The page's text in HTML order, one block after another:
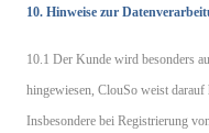
10. Hinweise zur
10.1 Der Kunde wird besonders
hingewiesen, ClouSo weist
Insbesondere bei Registrierung